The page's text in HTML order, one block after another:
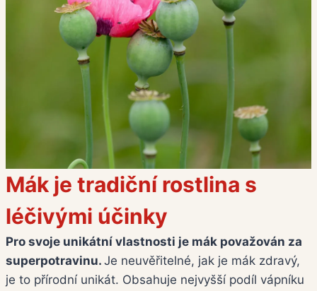
Mák je tradiční rostlina s
léčivými účinky
Pro svoje unikátní vlastnosti je mák považován za
superpotravinu. Je neuvěřitelné, jak je mák zdravý,
je to přírodní unikát. Obsahuje nejvyšší podíl vápníku